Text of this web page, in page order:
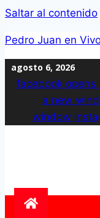
Saltar al contenido
Pedro Juan en
agosto 6, 2026
facebookopens
a new
window